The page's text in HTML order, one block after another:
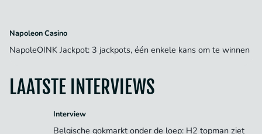
Napoleon Casino
NapoleOINK Jackpot: 3 jackpots, één enkele kans om te winnen
LAATSTE INTERVIEWS
Interview
Belgische gokmarkt onder de loep: H2 topman ziet